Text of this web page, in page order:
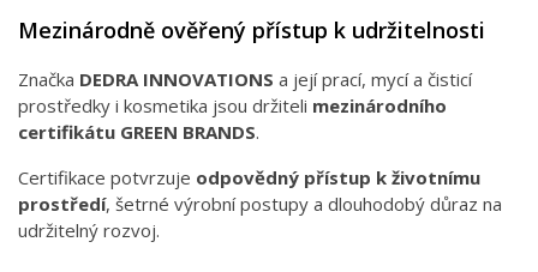
Mezinárodně ověřený přístup k udržitelnosti
Značka DEDRA INNOVATIONS a její prací, mycí a čisticí
prostředky i kosmetika jsou držiteli mezinárodního
certifikátu GREEN BRANDS.
Certifikace potvrzuje odpovědný přístup k životnímu
prostředí, šetrné výrobní postupy a dlouhodobý důraz na
udržitelný rozvoj.